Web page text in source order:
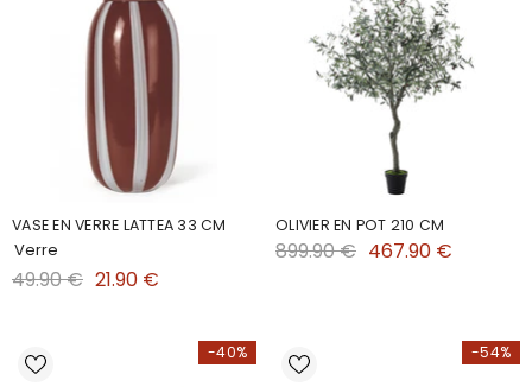
VASE EN VERRE LATTEA 33 CM
Verre
49.90 € 21.90 €
OLIVIER EN POT 210 CM
899.90 € 467.90 €
-40% -54%